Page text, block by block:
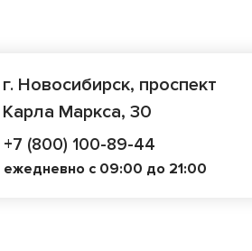
г. Новосибирск, проспект
Карла Маркса, 30
+7 (800) 100-89-44
ежедневно с 09:00 до 21:00